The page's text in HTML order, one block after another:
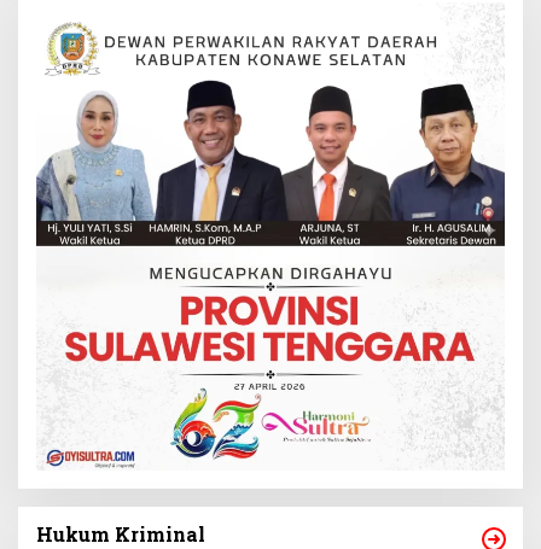
Hukum Kriminal